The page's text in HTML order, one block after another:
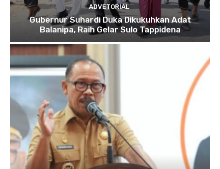
ADVETORIAL
Gubernur Suhardi Duka Dikukuhkan Adat
Balanipa, Raih Gelar Sulo Tappidena